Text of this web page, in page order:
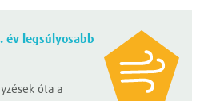
év legsúlyosabb
óta a